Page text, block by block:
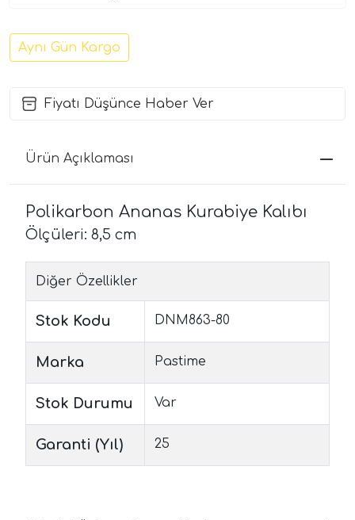
Aynı Gün Kargo
Fiyatı Düşünce Haber Ver
Ürün Açıklaması
Polikarbon Ananas Kurabiye Kalıbı
Ölçüleri: 8,5 cm
Diğer Özellikler
Stok Kodu DNM863-80
Marka Pastime
Stok Durumu Var
Garanti (Yıl) 25